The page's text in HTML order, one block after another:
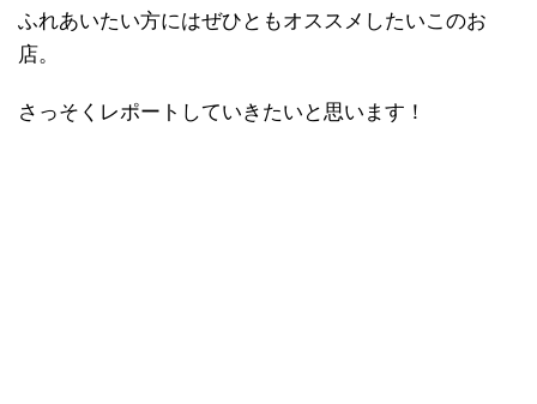
ふれあいたい方にはぜひともオススメしたいこのお
店。
さっそくレポートしていきたいと思います！